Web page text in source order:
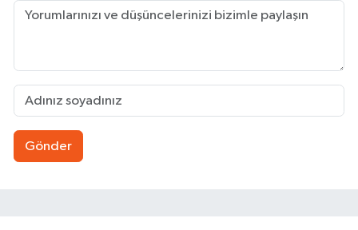
Gönder